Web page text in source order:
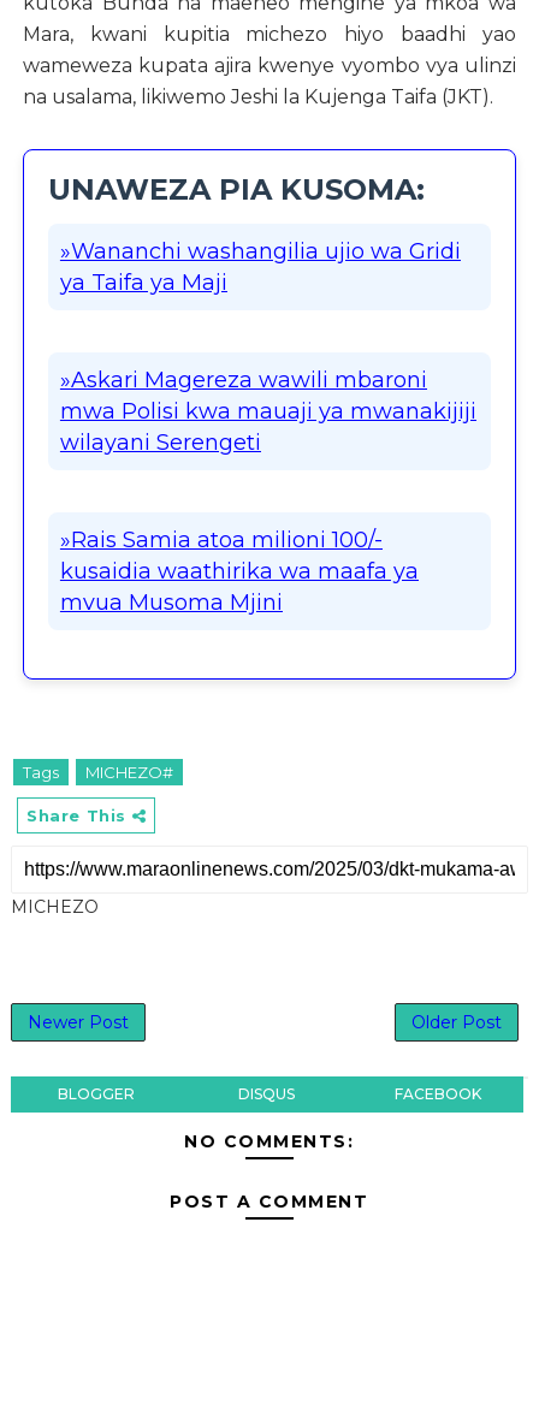
Mara, kwani kupitia michezo hiyo baadhi yao
wameweza kupata ajira kwenye vyombo vya ulinzi
na usalama, likiwemo Jeshi la Kujenga Taifa (JKT).
UNAWEZA PIA KUSOMA:
»Wananchi washangilia ujio wa Gridi
ya Taifa ya Maji
»Askari Magereza wawili mbaroni
mwa Polisi kwa mauaji ya mwanakijiji
wilayani Serengeti
»Rais Samia atoa milioni 100/-
kusaidia waathirika wa maafa ya
mvua Musoma Mjini
Tags MICHEZO#
Share This
MICHEZO
Newer Post Older Post
BLOGGER DISQUS FACEBOOK
NO COMMENTS:
POST A COMMENT